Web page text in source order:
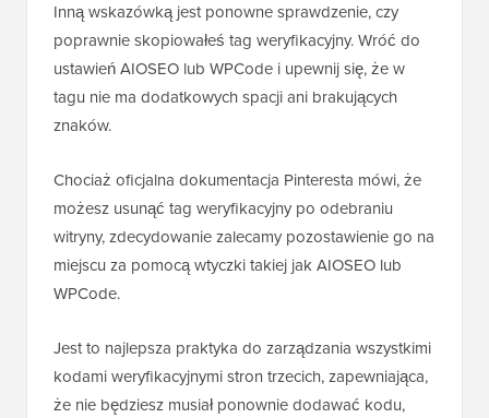
Inną wskazówką jest ponowne sprawdzenie, czy
poprawnie skopiowałeś tag weryfikacyjny. Wróć do
ustawień AIOSEO lub WPCode i upewnij się, że w
tagu nie ma dodatkowych spacji ani brakujących
znaków.
Chociaż oficjalna dokumentacja Pinteresta mówi, że
możesz usunąć tag weryfikacyjny po odebraniu
witryny, zdecydowanie zalecamy pozostawienie go na
miejscu za pomocą wtyczki takiej jak AIOSEO lub
WPCode.
Jest to najlepsza praktyka do zarządzania wszystkimi
kodami weryfikacyjnymi stron trzecich, zapewniająca,
że nie będziesz musiał ponownie dodawać kodu,